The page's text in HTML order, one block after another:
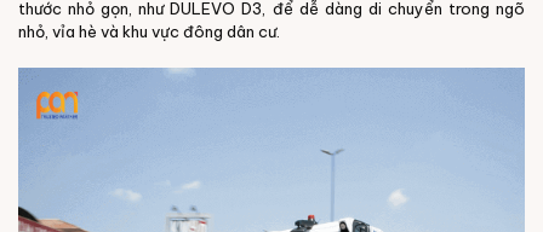
thước nhỏ gọn, như DULEVO D3, để dễ dàng di chuyển trong ngõ
nhỏ, vỉa hè và khu vực đông dân cư.